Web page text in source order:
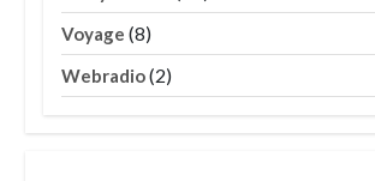
Voyage (8)
Webradio(2)